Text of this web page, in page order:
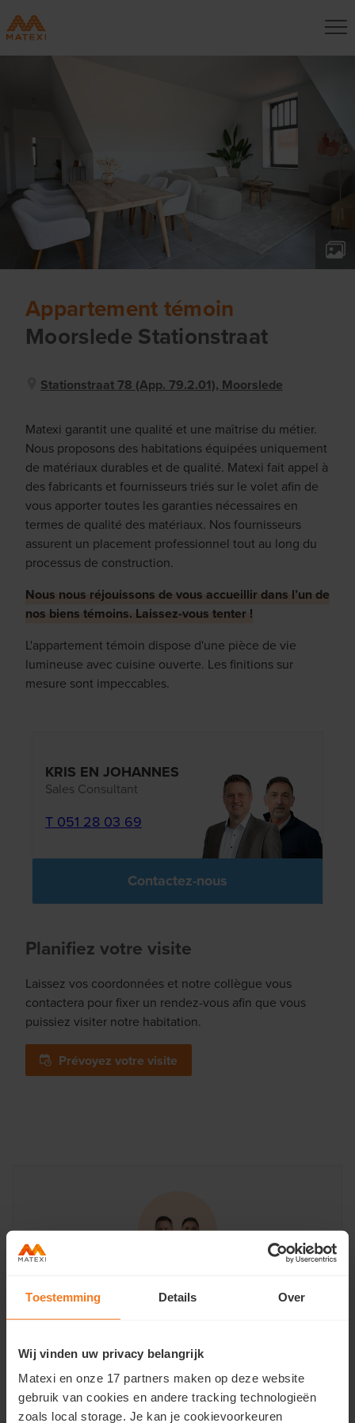
Toestemming Details Over
Wij vinden uw privacy belangrijk
Matexi en onze 17 partners maken op deze website
gebruik van cookies en andere tracking technologieën
zoals local storage. Je kan je cookievoorkeuren
Appartement témoin
Moorslede Stationstraat
Stationstraat 78 (app. 79.2.01), Moorslede
Matexi garantit une qualité et une maîtrise du métier.
Nous proposons des habitations équipées uniquement
de matériaux durables et de qualité. Matexi fait appel à
des fabricants et fournisseurs triés sur le volet afin de
vous apporter toutes les garanties nécessaires en
termes de qualité des matériaux. Nos fournisseurs
assurent un placement professionnel tout au long du
processus de construction.
Nous nous réjouissons de vous accueillir dans l’un de
nos biens témoins. Laissez-vous tenter !
L'appartement témoin dispose d'une pièce de vie
lumineuse avec cuisine ouverte. Les finitions sur
mesure sont impeccables.
KRIS EN JOHANNES
Sales Consultant
T 051 28 03 69
Contactez-nous
Planifiez votre visite
Laissez vos coordonnées et notre collègue vous
contactera pour fixer un rendez-vous afin que vous
puissiez visiter notre habitation.
Prévoyez votre visite
Avez-vous des questions?
Kris en Johannes · À votre disposition
Contactez-nous
ou appelez leT 051 28 03 69